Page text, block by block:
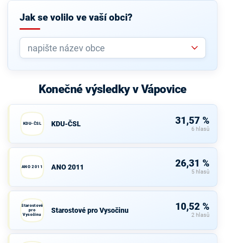
Jak se volilo ve vaší obci?
Konečné výsledky v Vápovice
KDU-ČSL KDU-ČSL 31,57 %
6 hlasů
ANO 2011 ANO 2011 26,31 %
5 hlasů
Starostové
pro
Vysočinu
Starostové pro Vysočinu 10,52 %
2 hlasů